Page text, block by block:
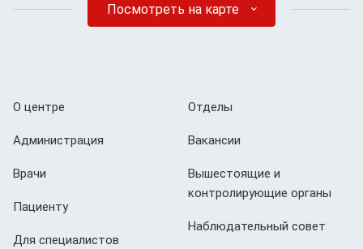
Посмотреть на карте
О центре
Администрация
Врачи
Пациенту
Для специалистов
Отделы
Вакансии
Вышестоящие и
контролирующие органы
Наблюдательный совет